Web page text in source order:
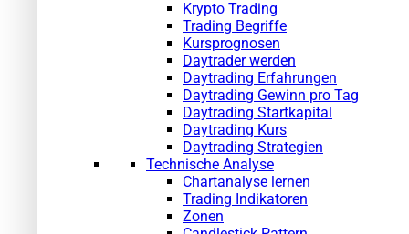
Krypto Trading
Trading Begriffe
Kursprognosen
Daytrader werden
Daytrading Erfahrungen
Daytrading Gewinn pro Tag
Daytrading Startkapital
Daytrading Kurs
Daytrading Strategien
Technische Analyse
Chartanalyse lernen
Trading Indikatoren
Zonen